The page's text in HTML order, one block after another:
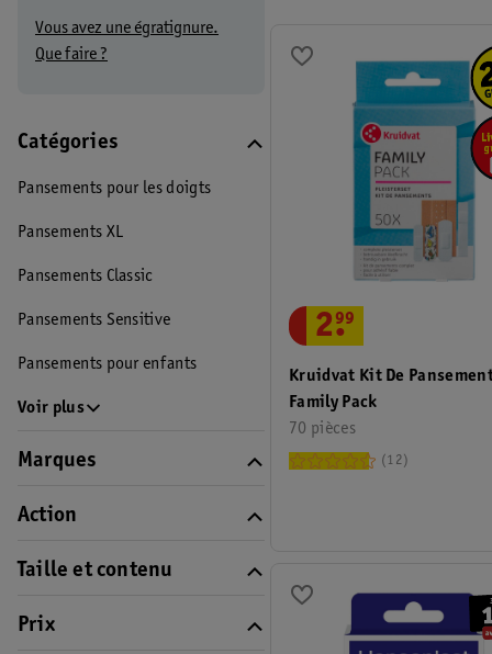
Vous avez une égratignure.
Que faire ?
Catégories
Pansements pour les doigts
Pansements XL
Pansements Classic
Pansements Sensitive
Pansements pour enfants
Voir plus
Marques
Action
Taille et contenu
Prix
Kruidvat Kit De
Family Pack
70 pièces
2.
99
12